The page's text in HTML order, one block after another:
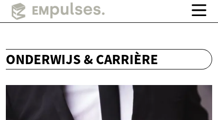
ONDERWIJS & CARRIÈRE